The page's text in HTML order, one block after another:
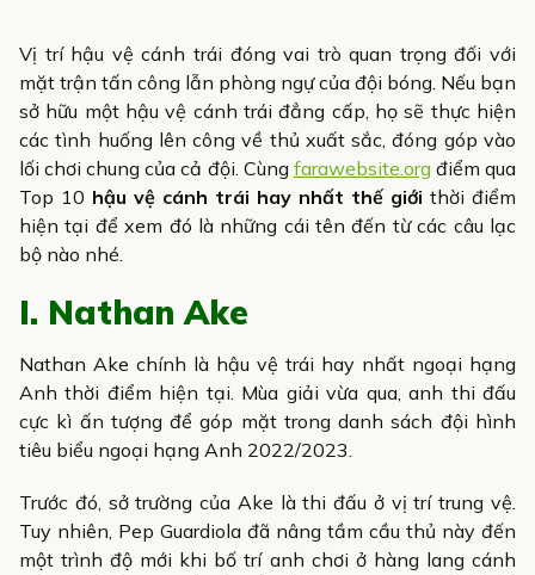
Vị trí hậu vệ cánh trái đóng vai trò quan trọng đối với
mặt trận tấn công lẫn phòng ngự của đội bóng. Nếu bạn
sở hữu một hậu vệ cánh trái đẳng cấp, họ sẽ thực hiện
các tình huống lên công về thủ xuất sắc, đóng góp vào
lối chơi chung của cả đội. Cùng farawebsite.orgđiểm qua
Top 10 hậu vệ cánh trái hay nhất thế giới thời điểm
hiện tại để xem đó là những cái tên đến từ các câu lạc
bộ nào nhé.
I. Nathan Ake
Nathan Ake chính là hậu vệ trái hay nhất ngoại hạng
Anh thời điểm hiện tại. Mùa giải vừa qua, anh thi đấu
cực kì ấn tượng để góp mặt trong danh sách đội hình
tiêu biểu ngoại hạng Anh 2022/2023.
Trước đó, sở trường của Ake là thi đấu ở vị trí trung vệ.
Tuy nhiên, Pep Guardiola đã nâng tầm cầu thủ này đến
một trình độ mới khi bố trí anh chơi ở hàng lang cánh